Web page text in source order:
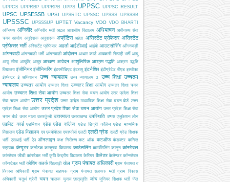
UPPCS UPPRBP UPPRPB UPPS UPPSC UPPSC RESULT
UPSC UPSESSB UPSI UPSRTC UPSSC UPSSS UPSSSB
UPSSSC UPSSSUP UPTET Vacancy VDO VDO BHARTI
अग्निपथ अग्निवीर अग्निवीर भर्ती अटल आवासीय विद्यालय अधियाचन अधीनस्थ सेवा
चयन आयोग अनुदेशक अनुवादक अप्रेंटिस अर्हता असिस्टेंट प्रोफेसर असिस्टेंट
प्रोफेसर भर्ती अस्सिटेंट प्रोफेसर अहर्ता आईटीआई आईबी आउटसोर्सिंग आँगनबाड़ी
आंगनबाड़ी आंगनबाड़ी भर्ती आंगनवाड़ी आंदोलन आधार कार्ड आबकारी सिपाही भर्ती आयु
आयु सीमा आयुर्वेद आयुष आरक्षण आवेदन आशुलिपिक आश्रम पद्धति आश्रम पद्धति
विद्यालय इंजीनियर इंजीनियरिंग इंटरमीडिएट इंटरव्यू इंटर्नशिप इंटीग्रेटेड बीएड इस्तीफा
इंस्पेक्टर ई अधियाचन उच्च न्यायालय उच्च न्यायालय z उच्च शिक्षा उच्चतम
न्यायालय उच्चतर आयोग उच्चतर शिक्षा उच्चतर शिक्षा आयोग उच्चतर शिक्षा चयन
आयोग उच्चतर शिक्षा सेवा आयोग उच्चतर शिक्षा सेवा चयन आयोग उतर प्रदेश शिक्षा
सेवा चयन आयोग उत्तर प्रदेश उत्तर प्रदेश माध्यमिक शिक्षा सेवा चयन बोर्ड उत्तर
प्रदेश शिक्षा सेवा आयोग उत्तर प्रदेश शिक्षा सेवा चयन आयोग उत्तर प्रदेश शिक्षा सेवा
चयन बोर्ड उत्तर माला उत्तरकुंजी उत्तरमाला उत्तराखण्ड उपस्थिति उप्पस एजूकेशन लोन
एडमिट कार्ड एडमिशन एडेड एडेड कॉलेज एडेड डिग्री कॉलेज एडेड माध्यमिक
विद्यालय एडेड विद्यालय एप एमबीबीएस एयरफोर्स एलटी एलटी ग्रेड एलटी ग्रेड शिक्षक
भर्ती एसआई भर्ती ऐप ऑनलाइन कक्ष निरीक्षण कट ऑफ कटऑफ कंडक्टर कनिष्ठ
सहायक कंप्यूटर कर्नाटक कस्तूरबा विद्यालय काउंसलिंग काउंसिलिंग कानून कांस्टेबल
कांस्टेबल जीडी कांस्टेबल भर्ती कृषि केंद्रीय विद्यालय कैरियर कैलेंडर कैलेण्डर कॉन्स्टेबल
कॉन्स्टेबल भर्ती कोचिंग क्लर्क खिलाड़ी खेल ग्राम पंचायत अधिकारी ग्राम पंचायत व
विकास अधिकारी ग्राम पंचायत सहायक ग्राम पंचायत सहायक भर्ती ग्राम विकास
अधिकारी चतुर्थ श्रेणी चयन चालक चुनाव छात्रवृत्ति जांच जूनियर शिक्षक भर्ती जेल